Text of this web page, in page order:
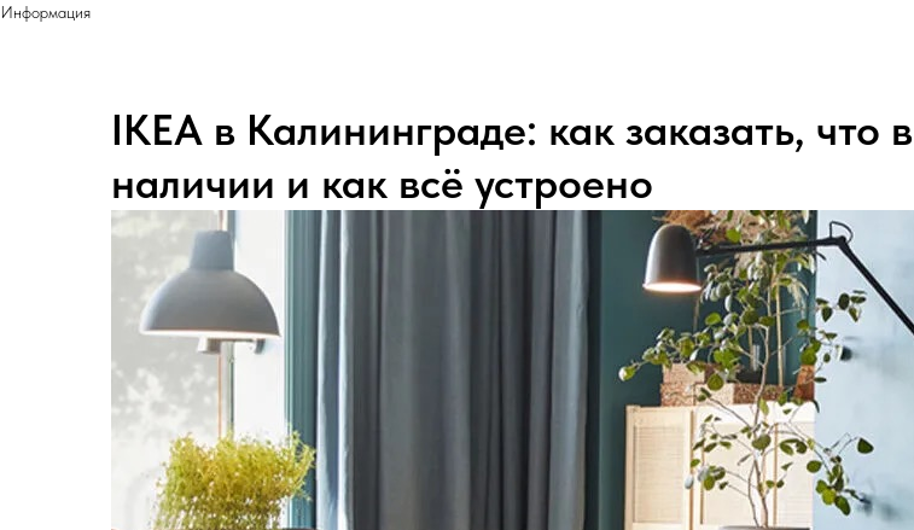
Информация
IKEA в Калининграде: как заказать, что в
наличии и как всё устроено